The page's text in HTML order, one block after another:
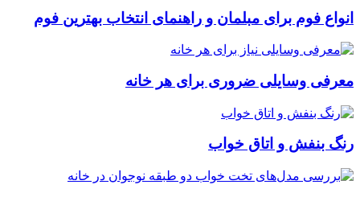
انواع فوم برای مبلمان و راهنمای انتخاب بهترین فوم
معرفی وسایلی ضروری برای هر خانه
رنگ بنفش و اتاق خواب